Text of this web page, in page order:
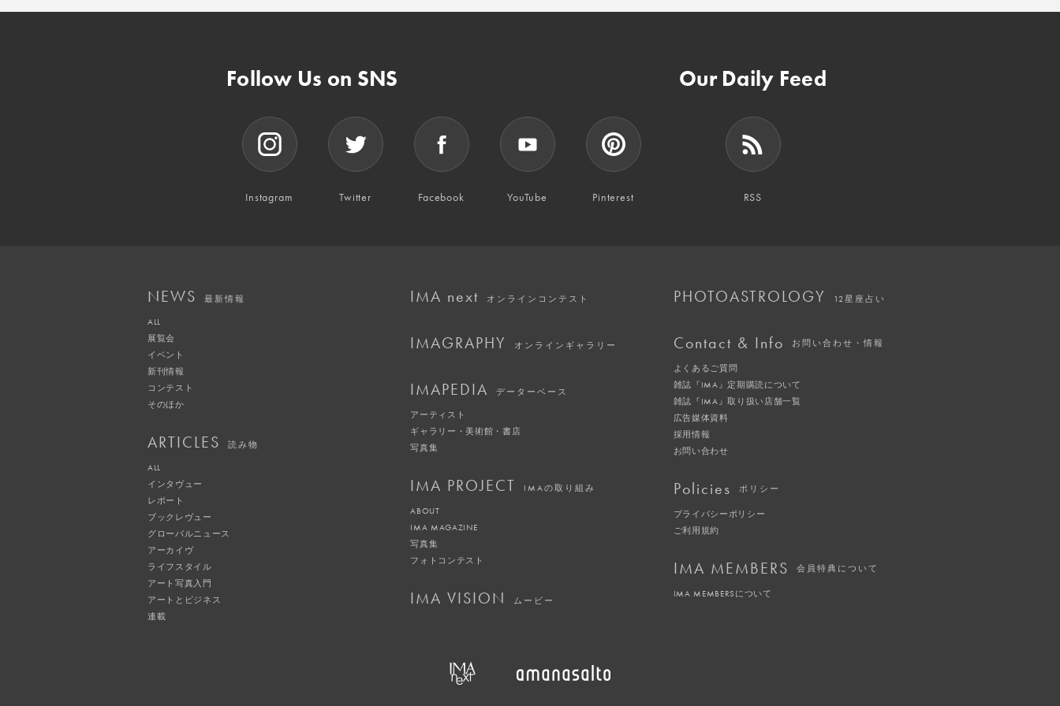
Follow Us on SNS
Instagram Twitter Facebook YouTube Pinterest
Our Daily Feed
RSS
NEWS 最新情報
ALL
展覧会
イベント
新刊情報
コンテスト
そのほか
ARTICLES 読み物
ALL
インタヴュー
レポート
ブックレヴュー
グローバルニュース
アーカイヴ
ライフスタイル
アート写真入門
アートとビジネス
連載
IMA next オンラインコンテスト
IMAGRAPHY オンラインギャラリー
IMAPEDIA データーベース
アーティスト
ギャラリー・美術館・書店
写真集
IMA PROJECT IMAの取り組み
ABOUT
IMA MAGAZINE
写真集
フォトコンテスト
IMA VISION ムービー
PHOTOASTROLOGY 12星座占い
Contact & Info お問い合わせ・情報
よくあるご質問
雑誌『IMA』定期購読について
雑誌『IMA』取り扱い店舗一覧
広告媒体資料
採用情報
お問い合わせ
Policies ポリシー
プライバシーポリシー
ご利用規約
IMA MEMBERS 会員特典について
IMA MEMBERSについて